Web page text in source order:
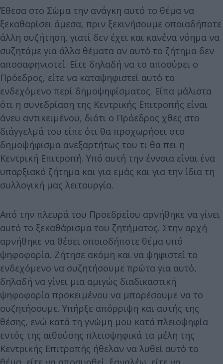
Έθεσα στο Σώμα την ανάγκη αυτό το θέμα να
ξεκαθαρίσει άμεσα, πριν ξεκινήσουμε οποιαδήποτε
άλλη συζήτηση, γιατί δεν έχει και κανένα νόημα να
συζητάμε για άλλα θέματα αν αυτό το ζήτημα δεν
αποσαφηνιστεί. Είτε δηλαδή να το αποσύρει ο
Πρόεδρος, είτε να καταψηφιστεί αυτό το
ενδεχόμενο περί δημοψηφίσματος. Είπα μάλιστα
ότι η συνεδρίαση της Κεντρικής Επιτροπής είναι
άνευ αντικειμένου, διότι ο Πρόεδρος χθες στο
διάγγελμά του είπε ότι θα προχωρήσει στο
δημοψήφισμα ανεξαρτήτως του τι θα πει η
Κεντρική Επιτροπή. Υπό αυτή την έννοια είναι ένα
υπαρξιακό ζήτημα και για εμάς και για την ίδια τη
συλλογική μας λειτουργία.
Από την πλευρά του Προεδρείου αρνήθηκε να γίνει
αυτό το ξεκαθάρισμα του ζητήματος. Στην αρχή
αρνήθηκε να θέσει οποιοδήποτε θέμα υπό
ψηφοφορία. Ζήτησε ακόμη και να ψηφιστεί το
ενδεχόμενο να συζητήσουμε πρώτα για αυτό,
δηλαδή να γίνει μια αμιγώς διαδικαστική
ψηφοφορία προκειμένου να μπορέσουμε να το
συζητήσουμε. Υπήρξε απόρριψη και αυτής της
θέσης, ενώ κατά τη γνώμη μου κατά πλειοψηφία
εντός της αιθούσης πλειοψηφικά τα μέλη της
Κεντρικής Επιτροπής ήθελαν να λυθεί αυτό το